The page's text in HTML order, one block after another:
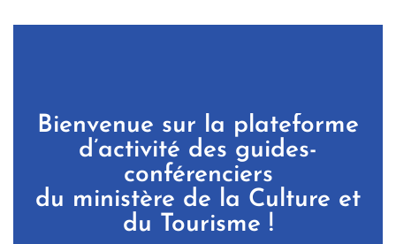
Bienvenue sur la plateforme
d’activité des guides-
conférenciers
du ministère de la Culture et
du Tourisme !